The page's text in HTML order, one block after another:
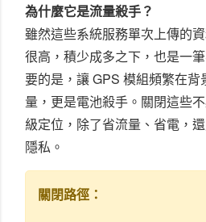
為什麼它是流量殺手？
雖然這些系統服務單次上傳的
很高，積少成多之下，也是一
要的是，讓 GPS 模組頻繁在背
量，更是電池殺手。關閉這些
級定位，除了省流量、省電，
隱私。
關閉路徑：